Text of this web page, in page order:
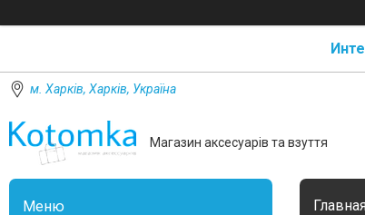
м. Харків, Харків, Україна
Магазин аксесуарів та взуття